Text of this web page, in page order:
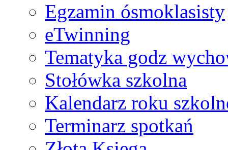
Egzamin ósmoklasisty
eTwinning
Tematyka godz
Stołówka szkolna
Kalendarz roku
Terminarz spotkań